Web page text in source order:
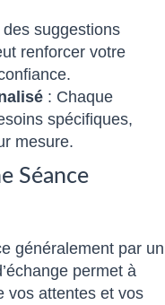
suggestions
renforcer votre
: Chaque
spécifiques,
mesure.
Séance
généralement par un
permet à
vos attentes et vos